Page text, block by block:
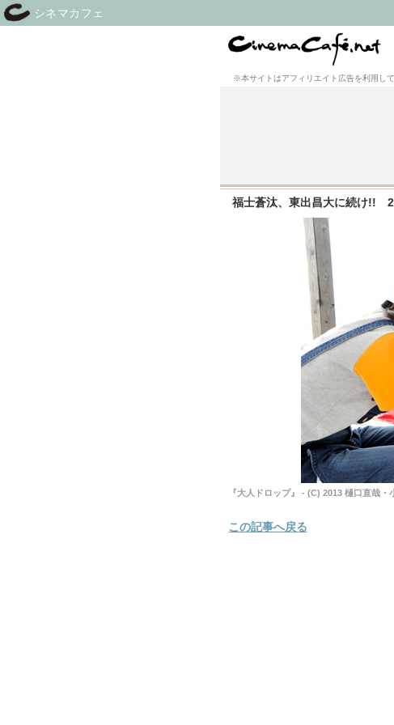
※本サイトはアフィリエイト広告を利用し
福士蒼汰、東出昌大に続け!!
『大人ドロップ』 - (C) 2013 樋口直哉
この記事へ戻る
シネマカフェ